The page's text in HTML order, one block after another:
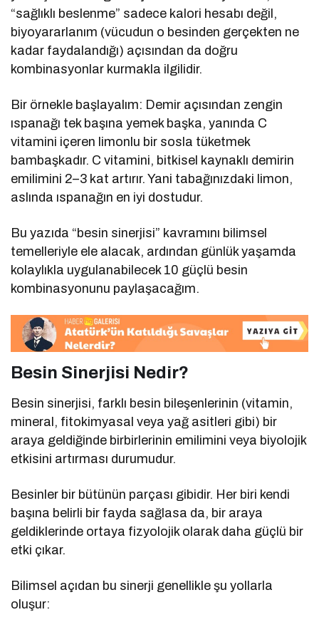
“sağlıklı beslenme” sadece kalori hesabı değil,
biyoyararlanım (vücudun o besinden gerçekten ne
kadar faydalandığı) açısından da doğru
kombinasyonlar kurmakla ilgilidir.
Bir örnekle başlayalım: Demir açısından zengin
ıspanağı tek başına yemek başka, yanında C
vitamini içeren limonlu bir sosla tüketmek
bambaşkadır. C vitamini, bitkisel kaynaklı demirin
emilimini 2–3 kat artırır. Yani tabağınızdaki limon,
aslında ıspanağın en iyi dostudur.
Bu yazıda “besin sinerjisi” kavramını bilimsel
temelleriyle ele alacak, ardından günlük yaşamda
kolaylıkla uygulanabilecek 10 güçlü besin
kombinasyonunu paylaşacağım.
Besin Sinerjisi Nedir?
Besin sinerjisi, farklı besin bileşenlerinin (vitamin,
mineral, fitokimyasal veya yağ asitleri gibi) bir
araya geldiğinde birbirlerinin emilimini veya biyolojik
etkisini artırması durumudur.
Besinler bir bütünün parçası gibidir. Her biri kendi
başına belirli bir fayda sağlasa da, bir araya
geldiklerinde ortaya fizyolojik olarak daha güçlü bir
etki çıkar.
Bilimsel açıdan bu sinerji genellikle şu yollarla
oluşur: